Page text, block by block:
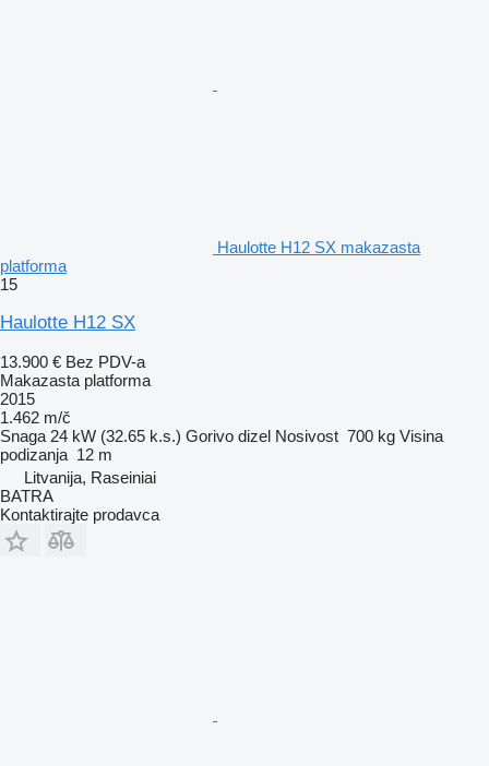
Haulotte H12 SX makazasta
platforma
15
Haulotte H12 SX
13.900 € Bez PDV-a
Makazasta platforma
2015
1.462 m/č
Snaga 24 kW (32.65 k.s.) Gorivo dizel Nosivost 700 kg Visina
podizanja 12 m
Litvanija, Raseiniai
BATRA
Kontaktirajte prodavca